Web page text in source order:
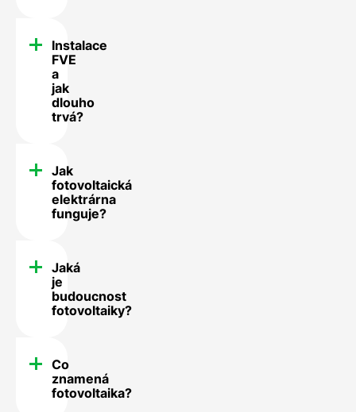
Instalace
FVE
a
jak
dlouho
trvá?
Jak
fotovoltaická
elektrárna
funguje?
Jaká
je
budoucnost
fotovoltaiky?
Co
znamená
fotovoltaika?